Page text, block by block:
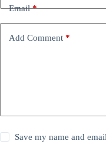
Email*
Add Comment *
Save my name and